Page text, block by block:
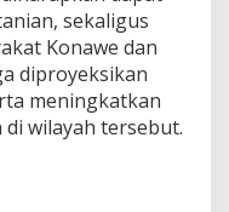
sekaligus
Konawe dan
diproyeksikan
meningkatkan
wilayah tersebut.